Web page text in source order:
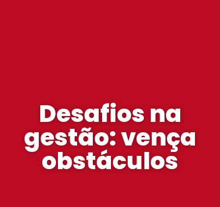
Desafios na
gestão: vença
obstáculos